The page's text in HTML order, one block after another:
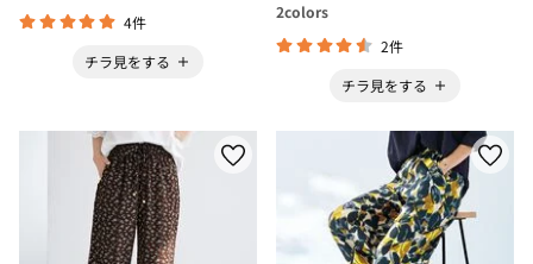
4件
チラ見をする
2colors
2件
チラ見をする